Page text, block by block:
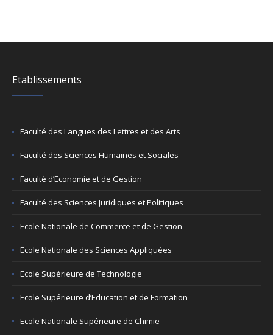
Etablissements
Faculté des Langues des Lettres et des Arts
Faculté des Sciences Humaines et Sociales
Faculté d’Economie et de Gestion
Faculté des Sciences Juridiques et Politiques
Ecole Nationale de Commerce et de Gestion
Ecole Nationale des Sciences Appliquées
Ecole Supérieure de Technologie
Ecole Supérieure d’Education et de Formation
Ecole Nationale Supérieure de Chimie